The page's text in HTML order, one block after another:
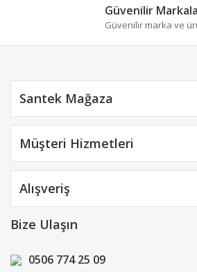
Güvenilir
Güvenilir marka ve
Santek Mağaza
Müşteri Hizmetleri
Alışveriş
Bize Ulaşın
0506 774 25 09